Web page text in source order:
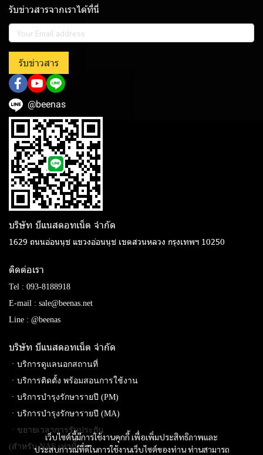
เว็บไซต์นี้มีการใช้งานคุกกี้ เพื่อเพิ่มประสิทธิภาพและ
ประสบการณ์ที่ดีในการใช้งานเว็บไซต์ของท่าน ท่านสามารถ
รับข่าวสารจากเราได้ที่นี่
รับข่าวสาร
@beenas
บริษัท บีแนสดอทเน็ต จํากัด
1629 ถนนอ่อนนุช แขวงอ่อนนุช เขตสวนหลวง กรุงเทพฯ 10250
ติดต่อเรา
Tel : 093-8188918
E-mail : sale@beenas.net
Line : @beenas
บริษัท บีแนสดอทเน็ต จํากัด
ㆍบริการดูแลนอกสถานที่
ㆍบริการติดตั้ง พร้อมสอนการใช้งาน
ㆍบริการบำรุงรักษารายปี (PM)
ㆍบริการบำรุงรักษารายปี (MA)
ㆍขยายเวลาการรับประกัน
(สำหรับ NAS เท่านั้น)